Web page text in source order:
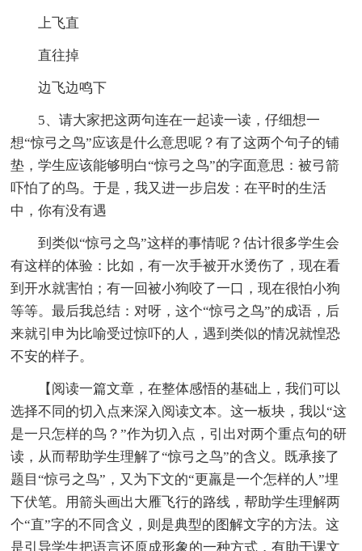
上飞直
直往掉
边飞边鸣下
5、请大家把这两句连在一起读一读，仔细想一
想“惊弓之鸟”应该是什么意思呢？有了这两个句子的铺
垫，学生应该能够明白“惊弓之鸟”的字面意思：被弓箭
吓怕了的鸟。于是，我又进一步启发：在平时的生活
中，你有没有遇
到类似“惊弓之鸟”这样的事情呢？估计很多学生会
有这样的体验：比如，有一次手被开水烫伤了，现在看
到开水就害怕；有一回被小狗咬了一口，现在很怕小狗
等等。最后我总结：对呀，这个“惊弓之鸟”的成语，后
来就引申为比喻受过惊吓的人，遇到类似的情况就惶恐
不安的样子。
【阅读一篇文章，在整体感悟的基础上，我们可以
选择不同的切入点来深入阅读文本。这一板块，我以“这
是一只怎样的鸟？”作为切入点，引出对两个重点句的研
读，从而帮助学生理解了“惊弓之鸟”的含义。既承接了
题目“惊弓之鸟”，又为下文的“更羸是一个怎样的人”埋
下伏笔。用箭头画出大雁飞行的路线，帮助学生理解两
个“直”字的不同含义，则是典型的图解文字的方法。这
是引导学生把语言还原成形象的一种方式，有助于课文